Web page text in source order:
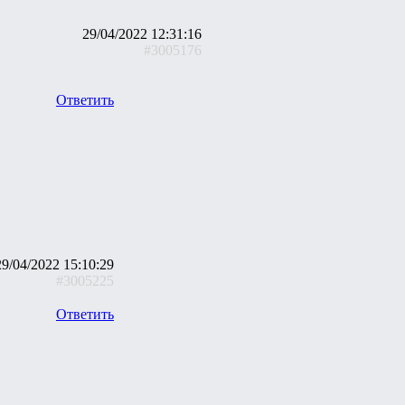
29/04/2022 12:31:16
#3005176
Ответить
04/2022 15:10:29
#3005225
Ответить